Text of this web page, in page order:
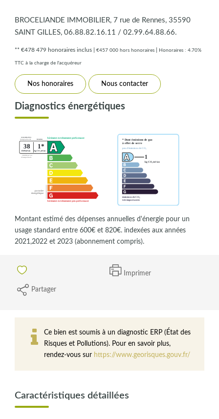
BROCELIANDE IMMOBILIER, 7 rue de Rennes, 35590
SAINT GILLES, 06.88.82.16.11 / 02.99.64.88.66.
** €478 479 honoraires inclus €457 000 hors honoraires Honoraires : 4.70%
TTC à la charge de l'acquéreur
Nos honoraires Nous contacter
Diagnostics énergétiques
Montant estimé des dépenses annuelles d'énergie pour un
usage standard entre 600€ et 820€. indexées aux années
2021,2022 et 2023 (abonnement compris).
Imprimer
Partager
Ce bien est soumis à un diagnostic ERP (État des
Risques et Pollutions). Pour en savoir plus,
rendez-vous sur https://www.georisques.gouv.fr/
Caractéristiques détaillées